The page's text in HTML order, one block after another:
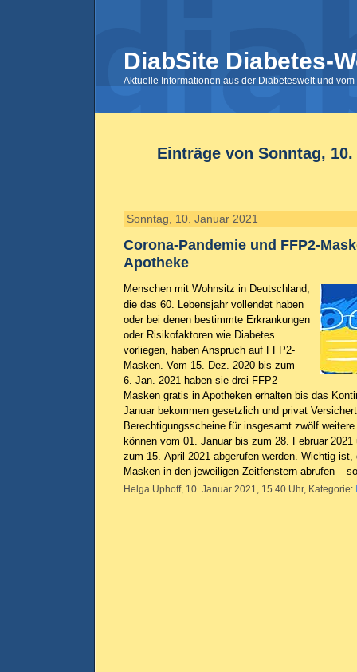
DiabSite Diabetes-
Aktuelle Informationen aus der Diabeteswelt und
Einträge von Sonntag, 10.
Sonntag, 10. Januar 2021
Corona-Pandemie und FFP2-
Apotheke
Menschen mit Wohnsitz in Deutschland,
die das 60. Lebensjahr vollendet haben
oder bei denen bestimmte Erkrankungen
oder Risikofaktoren wie Diabetes
vorliegen, haben Anspruch auf FFP2-
Masken. Vom 15. Dez. 2020 bis zum
6. Jan. 2021 haben sie drei FFP2-
Masken gratis in Apotheken erhalten bis das
Januar bekommen gesetzlich und privat
Berechtigungsscheine für insgesamt zwölf
können vom 01. Januar bis zum 28. Februar
zum 15. April 2021 abgerufen werden. Wichtig
Masken in den jeweiligen Zeitfenstern abrufen –
Helga Uphoff, 10. Januar 2021, 15.40 Uhr, Kategorie: